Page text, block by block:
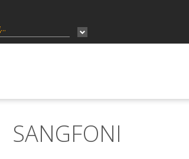
SANGFONI